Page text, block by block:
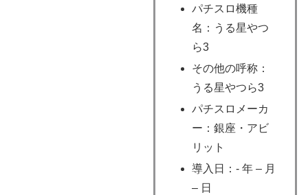
パチスロ機種
名：うる星やつ
ら3
その他の呼称：
うる星やつら3
パチスロメーカ
ー：銀座・アビ
リット
導入日：- 年 – 月
– 日